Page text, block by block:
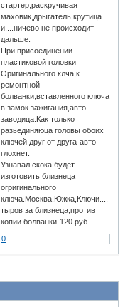
стартер,раскручивая
маховик,дрыгатель крутица
и....ничево не происходит
дальше.
При присоединении
пластиковой головки
Оригинального клча,к
ремонтной
болванки,вставленного ключа
в замок зажигания,авто
заводица.Как только
разьединяюца головы обоих
ключей друг от друга-авто
глохнет.
Узнавал скока будет
изготовить близнеца
огригинального
ключа.Москва,Южка,Ключи....-6
тыров за близнеца,против
копии болванки-120 руб.
0